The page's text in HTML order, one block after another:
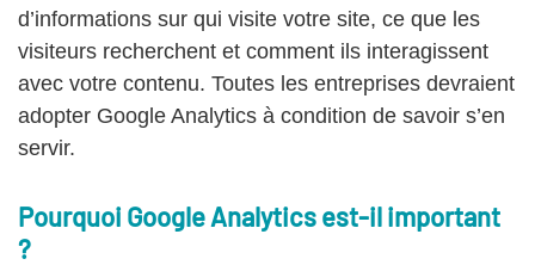
d’informations sur qui visite votre site, ce que les
visiteurs recherchent et comment ils interagissent
avec votre contenu. Toutes les entreprises devraient
adopter Google Analytics à condition de savoir s’en
servir.
Pourquoi Google Analytics est-il important
?